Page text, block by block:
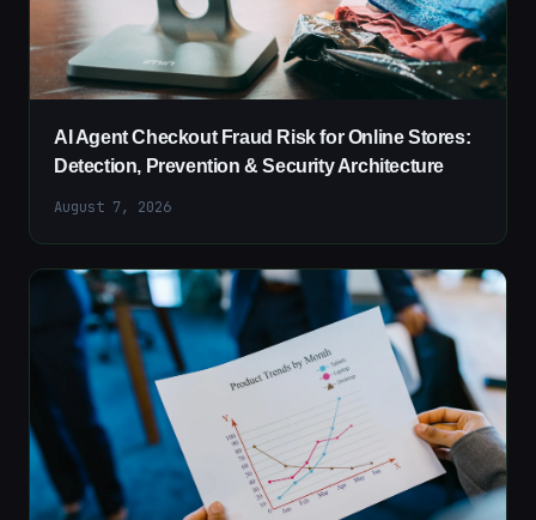
AI Agent Checkout Fraud Risk for Online Stores:
Detection, Prevention & Security Architecture
August 7, 2026